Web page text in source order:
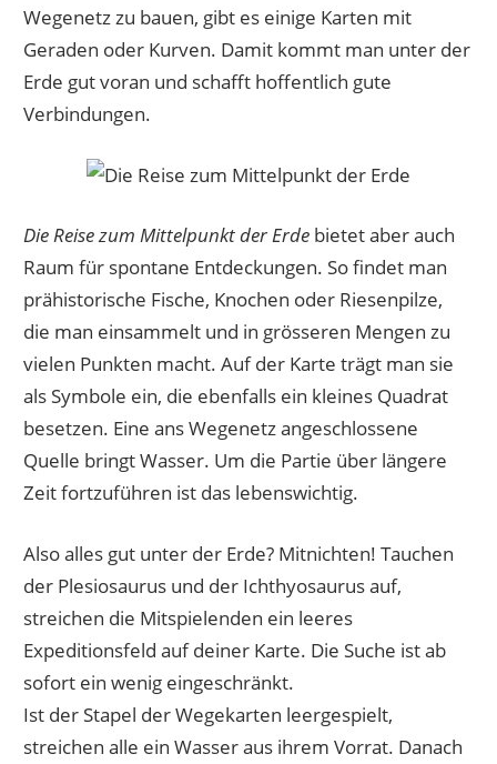
Wegenetz zu bauen, gibt es einige Karten mit
Geraden oder Kurven. Damit kommt man unter der
Erde gut voran und schafft hoffentlich gute
Verbindungen.
Die Reise zum Mittelpunkt der Erde bietet aber auch
Raum für spontane Entdeckungen. So findet man
prähistorische Fische, Knochen oder Riesenpilze,
die man einsammelt und in grösseren Mengen zu
vielen Punkten macht. Auf der Karte trägt man sie
als Symbole ein, die ebenfalls ein kleines Quadrat
besetzen. Eine ans Wegenetz angeschlossene
Quelle bringt Wasser. Um die Partie über längere
Zeit fortzuführen ist das lebenswichtig.
Also alles gut unter der Erde? Mitnichten! Tauchen
der Plesiosaurus und der Ichthyosaurus auf,
streichen die Mitspielenden ein leeres
Expeditionsfeld auf deiner Karte. Die Suche ist ab
sofort ein wenig eingeschränkt.
Ist der Stapel der Wegekarten leergespielt,
streichen alle ein Wasser aus ihrem Vorrat. Danach